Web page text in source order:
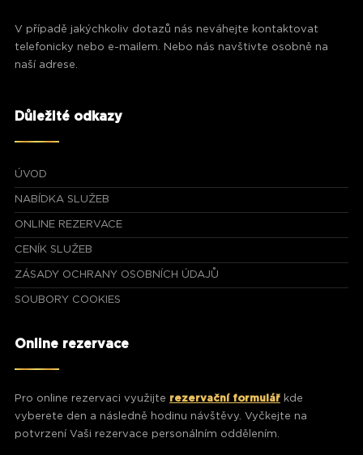
V případě jakýchkoliv dotazů nás neváhejte kontaktovat
telefonicky nebo e-mailem. Nebo nás navštivte osobně na
naší adrese.
Důležité odkazy
ÚVOD
NABÍDKA SLUŽEB
ONLINE REZERVACE
CENÍK SLUŽEB
ZÁSADY OCHRANY OSOBNÍCH ÚDAJŮ
SOUBORY COOKIES
Online rezervace
Pro online rezervaci využijte rezervační formulářkde
vyberete den a následně hodinu návštěvy. Vyčkejte na
potvrzení Vaši rezervace personálním oddělením.